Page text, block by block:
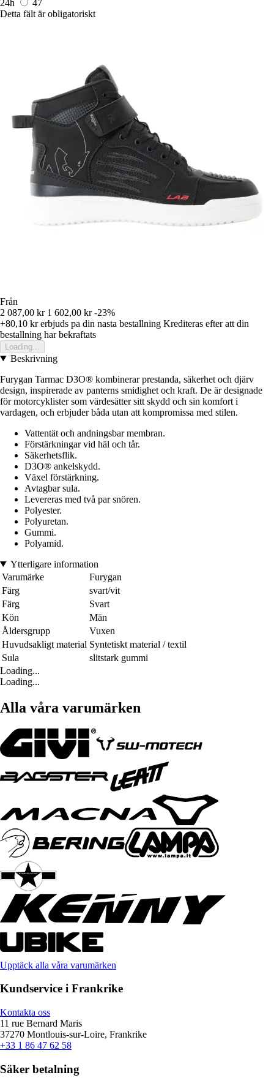
24h
47
Detta fält är obligatoriskt
Från
2 087,00 kr 1 602,00 kr -23%
+80,10 krerbjuds pa din nasta bestallning Krediteras efter att din
bestallning har bekraftats
Loading...
Beskrivning
Furygan Tarmac D3O® kombinerar prestanda, säkerhet och djärv
design, inspirerade av panterns smidighet och kraft. De är designade
för motorcyklister som värdesätter sitt skydd och sin komfort i
vardagen, och erbjuder båda utan att kompromissa med stilen.
Vattentät och andningsbar membran.
Förstärkningar vid häl och tår.
Säkerhetsflik.
D3O® ankelskydd.
Växel förstärkning.
Avtagbar sula.
Levereras med två par snören.
Polyester.
Polyuretan.
Gummi.
Polyamid.
Ytterligare information
Varumärke
Furygan
Färg
svart/vit
Färg
Svart
Kön
Män
Åldersgrupp
Vuxen
Huvudsakligt material Syntetiskt material / textil
Sula
slitstark gummi
Loading...
Loading...
Alla våra varumärken
Upptäck alla våra varumärken
Kundservice i Frankrike
Kontakta oss
11 rue Bernard Maris
37270 Montlouis-sur-Loire, Frankrike
+33 1 86 47 62 58
Säker betalning